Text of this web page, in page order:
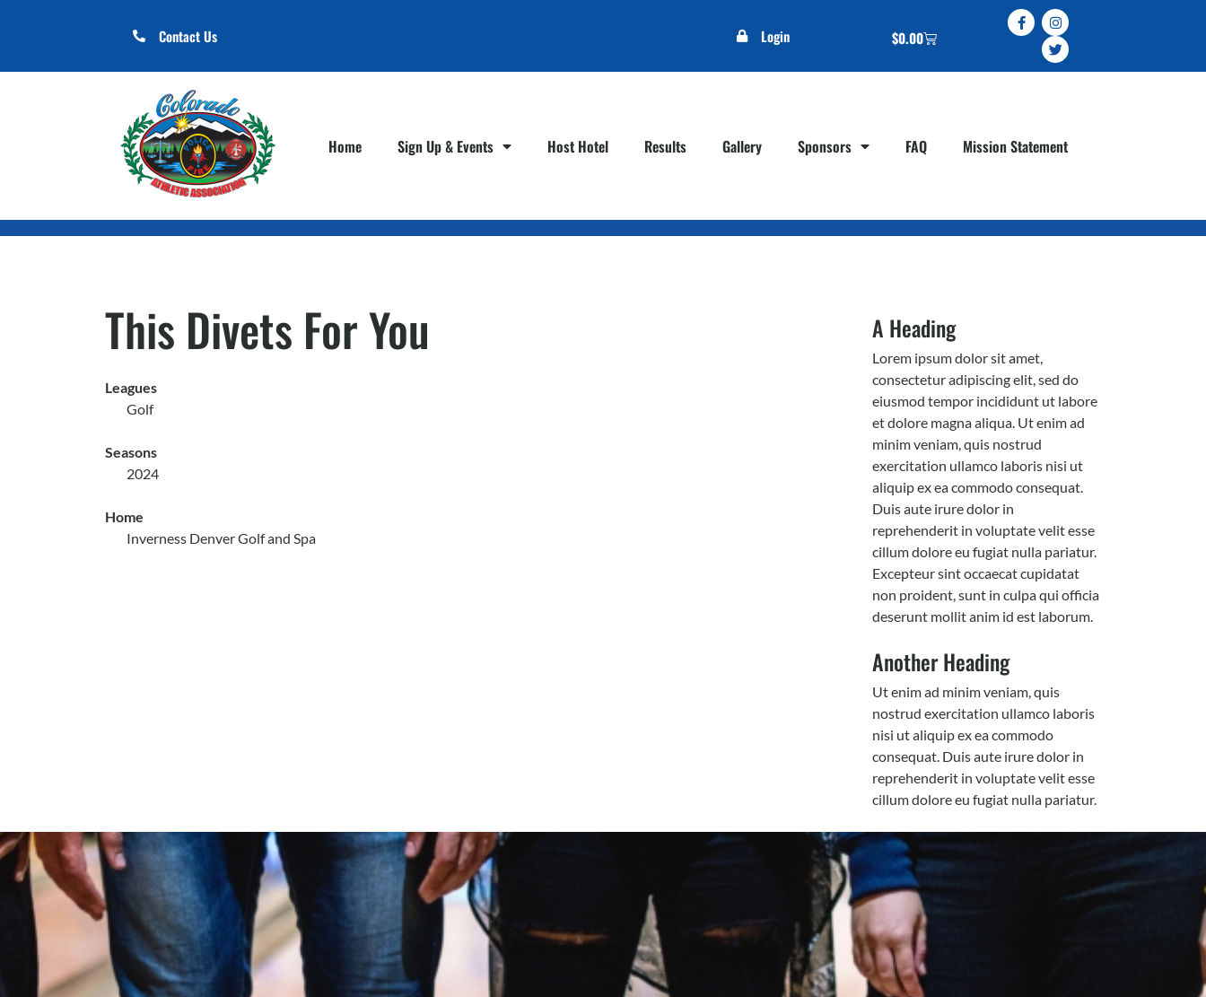
Contact Us Login $0.00
Home Sign Up & Events Host Hotel Results Gallery Sponsors FAQ Mission Statement
This Divets For You
Leagues
Golf
Seasons
2024
Home
Inverness Denver Golf and Spa
A Heading
Lorem ipsum dolor sit amet,
consectetur adipiscing elit, sed do
eiusmod tempor incididunt ut labore
et dolore magna aliqua. Ut enim ad
minim veniam, quis nostrud
exercitation ullamco laboris nisi ut
aliquip ex ea commodo consequat.
Duis aute irure dolor in
reprehenderit in voluptate velit esse
cillum dolore eu fugiat nulla pariatur.
Excepteur sint occaecat cupidatat
non proident, sunt in culpa qui officia
deserunt mollit anim id est laborum.
Another Heading
Ut enim ad minim veniam, quis
nostrud exercitation ullamco laboris
nisi ut aliquip ex ea commodo
consequat. Duis aute irure dolor in
reprehenderit in voluptate velit esse
cillum dolore eu fugiat nulla pariatur.